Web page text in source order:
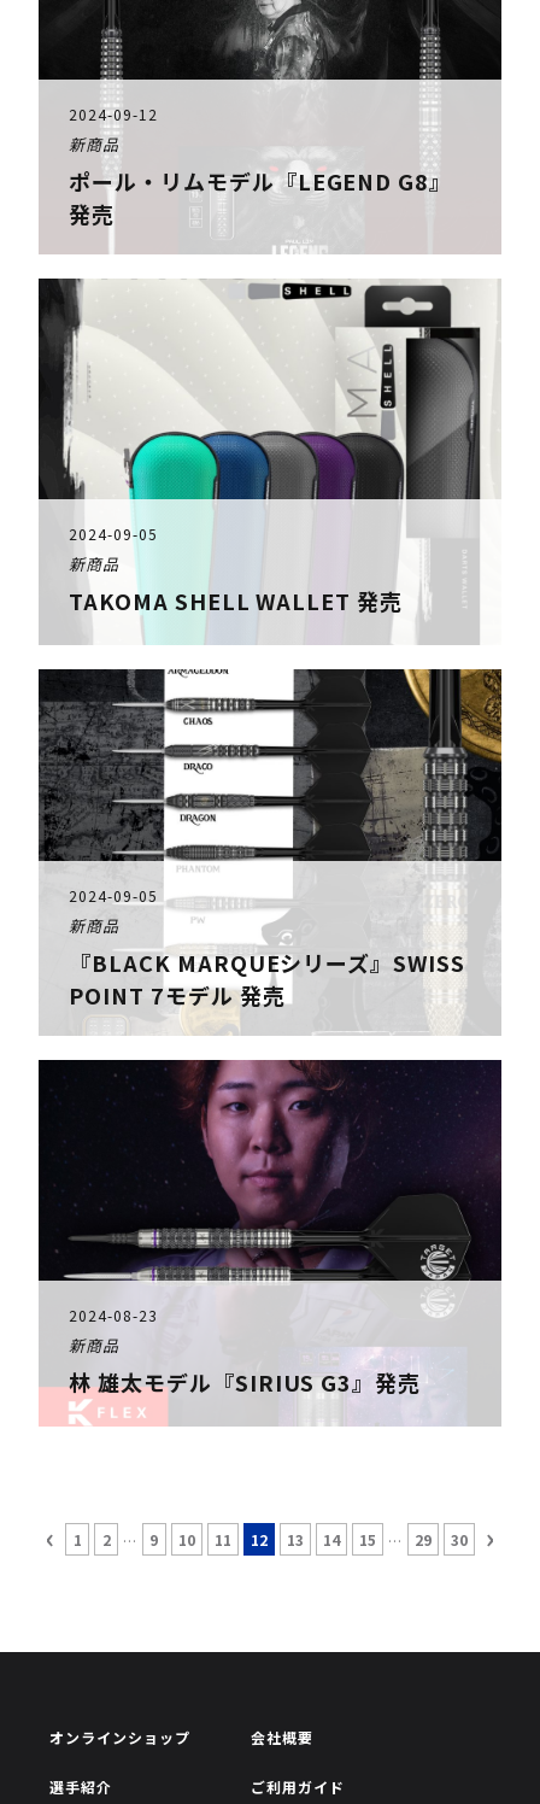
2024-09-12
新商品
ポール・リムモデル『LEGEND G8』
発売
2024-09-05
新商品
TAKOMA SHELL WALLET 発売
2024-09-05
新商品
『BLACK MARQUEシリーズ』SWISS
POINT 7モデル 発売
2024-08-23
新商品
林 雄太モデル『SIRIUS G3』発売
‹ 1 2 ... 9 10 11 12 13 14 15 ... 29 30 ›
オンラインショップ
選手紹介
会社概要
ご利用ガイド